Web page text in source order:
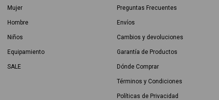
Mujer
Hombre
Niños
Equipamiento
SALE
Preguntas Frecuentes
Envíos
Cambios y devoluciones
Garantía de Productos
Dónde Comprar
Términos y Condiciones
Políticas de Privacidad